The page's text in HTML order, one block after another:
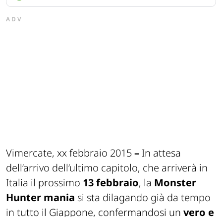
ADV
Vimercate, xx febbraio 2015– In attesa
dell’arrivo dell’ultimo capitolo, che arriverà in
Italia il prossimo 13 febbraio, la Monster
Hunter mania si sta dilagando già da tempo
in tutto il Giappone, confermandosi un vero e